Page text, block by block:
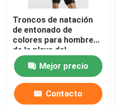
Troncos de natación
de entonado de
colores para hombre
de la playa del
boxeador de los
troncos que nadan de
la prenda impermeable
Mejor precio
Contacto